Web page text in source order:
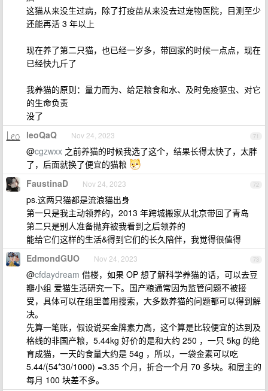
这猫从来没生过病，除了打疫苗从来没去过宠物医院，目测至少
还能再活 3 年以上
现在养了第二只猫，也已经一岁多，带回家的时候一点点，现在
已经快九斤了
我养猫的原则：量力而为、给足粮食和水、及时免疫驱虫、对它
的生命负责
没了
71
leoQaQ Nov 24, 2023
@cgzwxx 之前养猫的时候我选了这个，结果长得太快了，太胖
了，后面就换了便宜的猫粮
72
FaustinaD Nov 24, 2023
ps.这两只猫都是流浪猫出身
第一只是我主动领养的，2013 年跨城搬家从北京带回了青岛
第二只是别人准备抛弃被我看到之后领养的
能给它们这样的生活&得到它们的长久陪伴，我觉得很值得
73
EdmondGUO Nov 24, 2023
@cfdaydream 借楼，如果 OP 想了解科学养猫的话，可以去豆
瓣小组 爱猫生活研究一下。国产粮通常因为监管问题不被接
受，具体可以在组里善用搜索，大多数养猫的问题都可以得到解
决。
先算一笔账，假设说买金牌素力高，这个算是比较便宜的达到及
格线的非国产粮，5.44kg 好价的是和大约 250 ，一只 5kg 的绝
育成猫，一天的食量大约是 54g ，所以，一袋金素可以吃
5.44/(54*30/1000) =3.35 个月，折合一个月 70 多块。和层主的
每月 100 块差不多。